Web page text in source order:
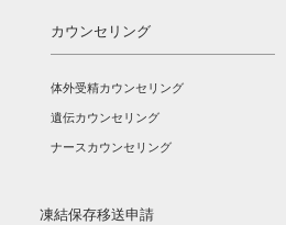
カウンセリング
体外受精カウンセリング
遺伝カウンセリング
ナースカウンセリング
凍結保存移送申請